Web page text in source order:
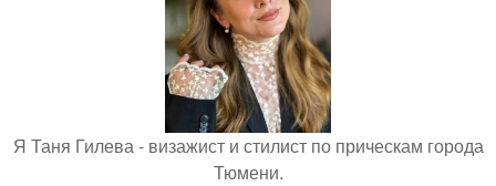
Я Таня Гилева - визажист и стилист по прическам города
Тюмени.